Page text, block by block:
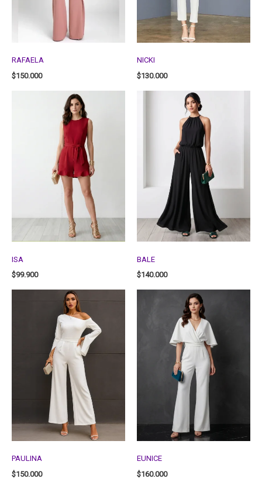
RAFAELA
$150.000
NICKI
$130.000
ISA
$99.900
BALE
$140.000
PAULINA
$150.000
EUNICE
$160.000